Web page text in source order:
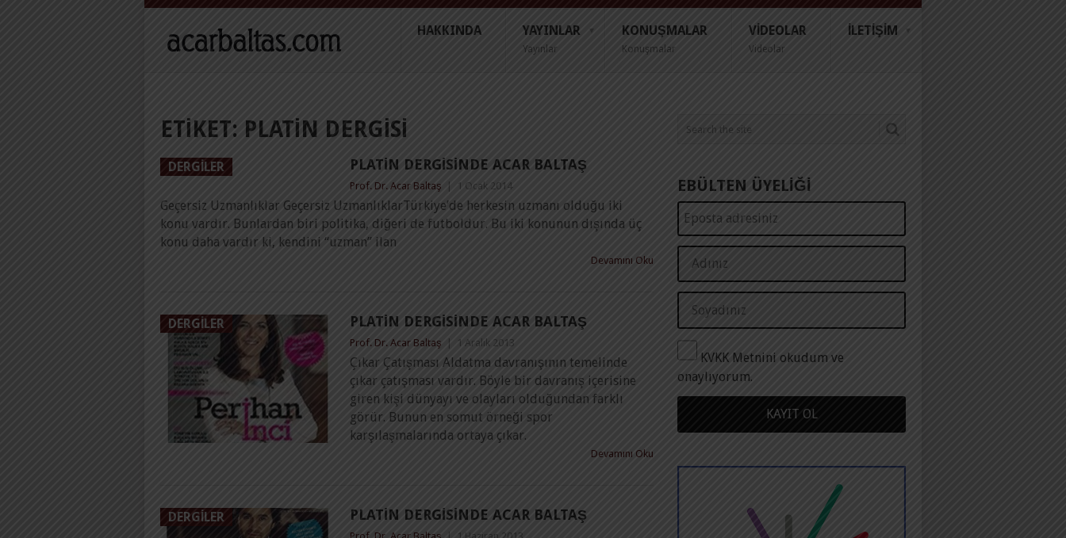
HAKKINDA YAYINLAR
Yayınlar
KONUŞMALAR
Konuşmalar
VIDEOLAR
Videolar
İLETIŞIM
ETIKET: PLATIN DERGISI
DERGILER PLATIN DERGISINDE ACAR BALTAŞ
Prof. Dr. Acar Baltaş 1 Ocak 2014
Geçersiz Uzmanlıklar Geçersiz UzmanlıklarTürkiye’de herkesin uzmanı olduğu iki
konu vardır. Bunlardan biri politika, diğeri de futboldur. Bu iki konunun dışında üç
konu daha vardır ki, kendini “uzman” ilan
Devamını Oku
DERGILER PLATIN DERGISINDE ACAR BALTAŞ
Prof. Dr. Acar Baltaş 1 Aralık 2013
Çıkar Çatışması Aldatma davranışının temelinde
çıkar çatışması vardır. Böyle bir davranış içerisine
giren kişi dünyayı ve olayları olduğundan farklı
görür. Bunun en somut örneği spor
karşılaşmalarında ortaya çıkar.
Devamını Oku
DERGILER PLATIN DERGISINDE ACAR BALTAŞ
EBÜLTEN ÜYELİĞİ
KVKK Metnini okudum ve
onaylıyorum.